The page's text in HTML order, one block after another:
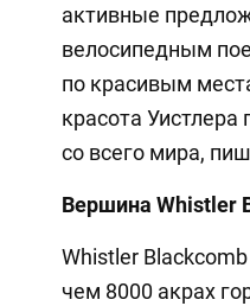
активные
велосипедным
по красивым
красота Уистлера
со всего мира,
Вершина Whistler
Whistler
чем 8000 акрах